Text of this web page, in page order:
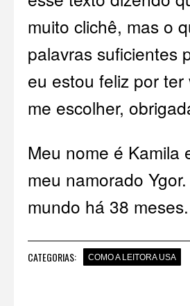
muito clichê, mas o
palavras suficientes
eu estou feliz por
me escolher,
Meu nome é Kamila
meu namorado
mundo há 38
CATEGORIAS: COMO A LEITORA USA